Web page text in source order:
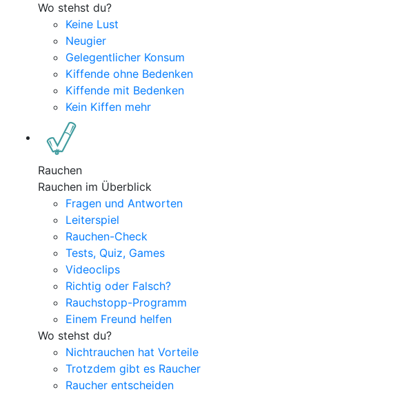
Wo stehst du?
Keine Lust
Neugier
Gelegentlicher Konsum
Kiffende ohne Bedenken
Kiffende mit Bedenken
Kein Kiffen mehr
Rauchen
Rauchen im Überblick
Fragen und Antworten
Leiterspiel
Rauchen-Check
Tests, Quiz, Games
Videoclips
Richtig oder Falsch?
Rauchstopp-Programm
Einem Freund helfen
Wo stehst du?
Nichtrauchen hat Vorteile
Trotzdem gibt es Raucher
Raucher entscheiden